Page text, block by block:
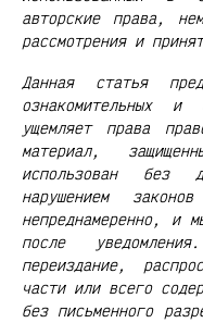
авторские права,
рассмотрения и
Данная статья
ознакомительных
ущемляет права
материал,
использован без
нарушением
непреднамеренно, и
после
переиздание,
части или всего
без письменного